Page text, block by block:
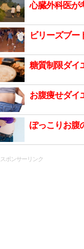
心臓外科医が
ビリーズブー
糖質制限ダイ
お腹痩せダイ
ぽっこりお腹
スポンサーリンク